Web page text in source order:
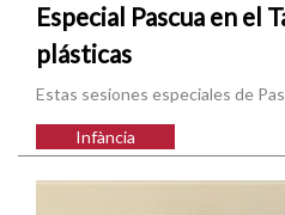
Especial Pascua en el
plásticas
Estas sesiones especiales de
Infància